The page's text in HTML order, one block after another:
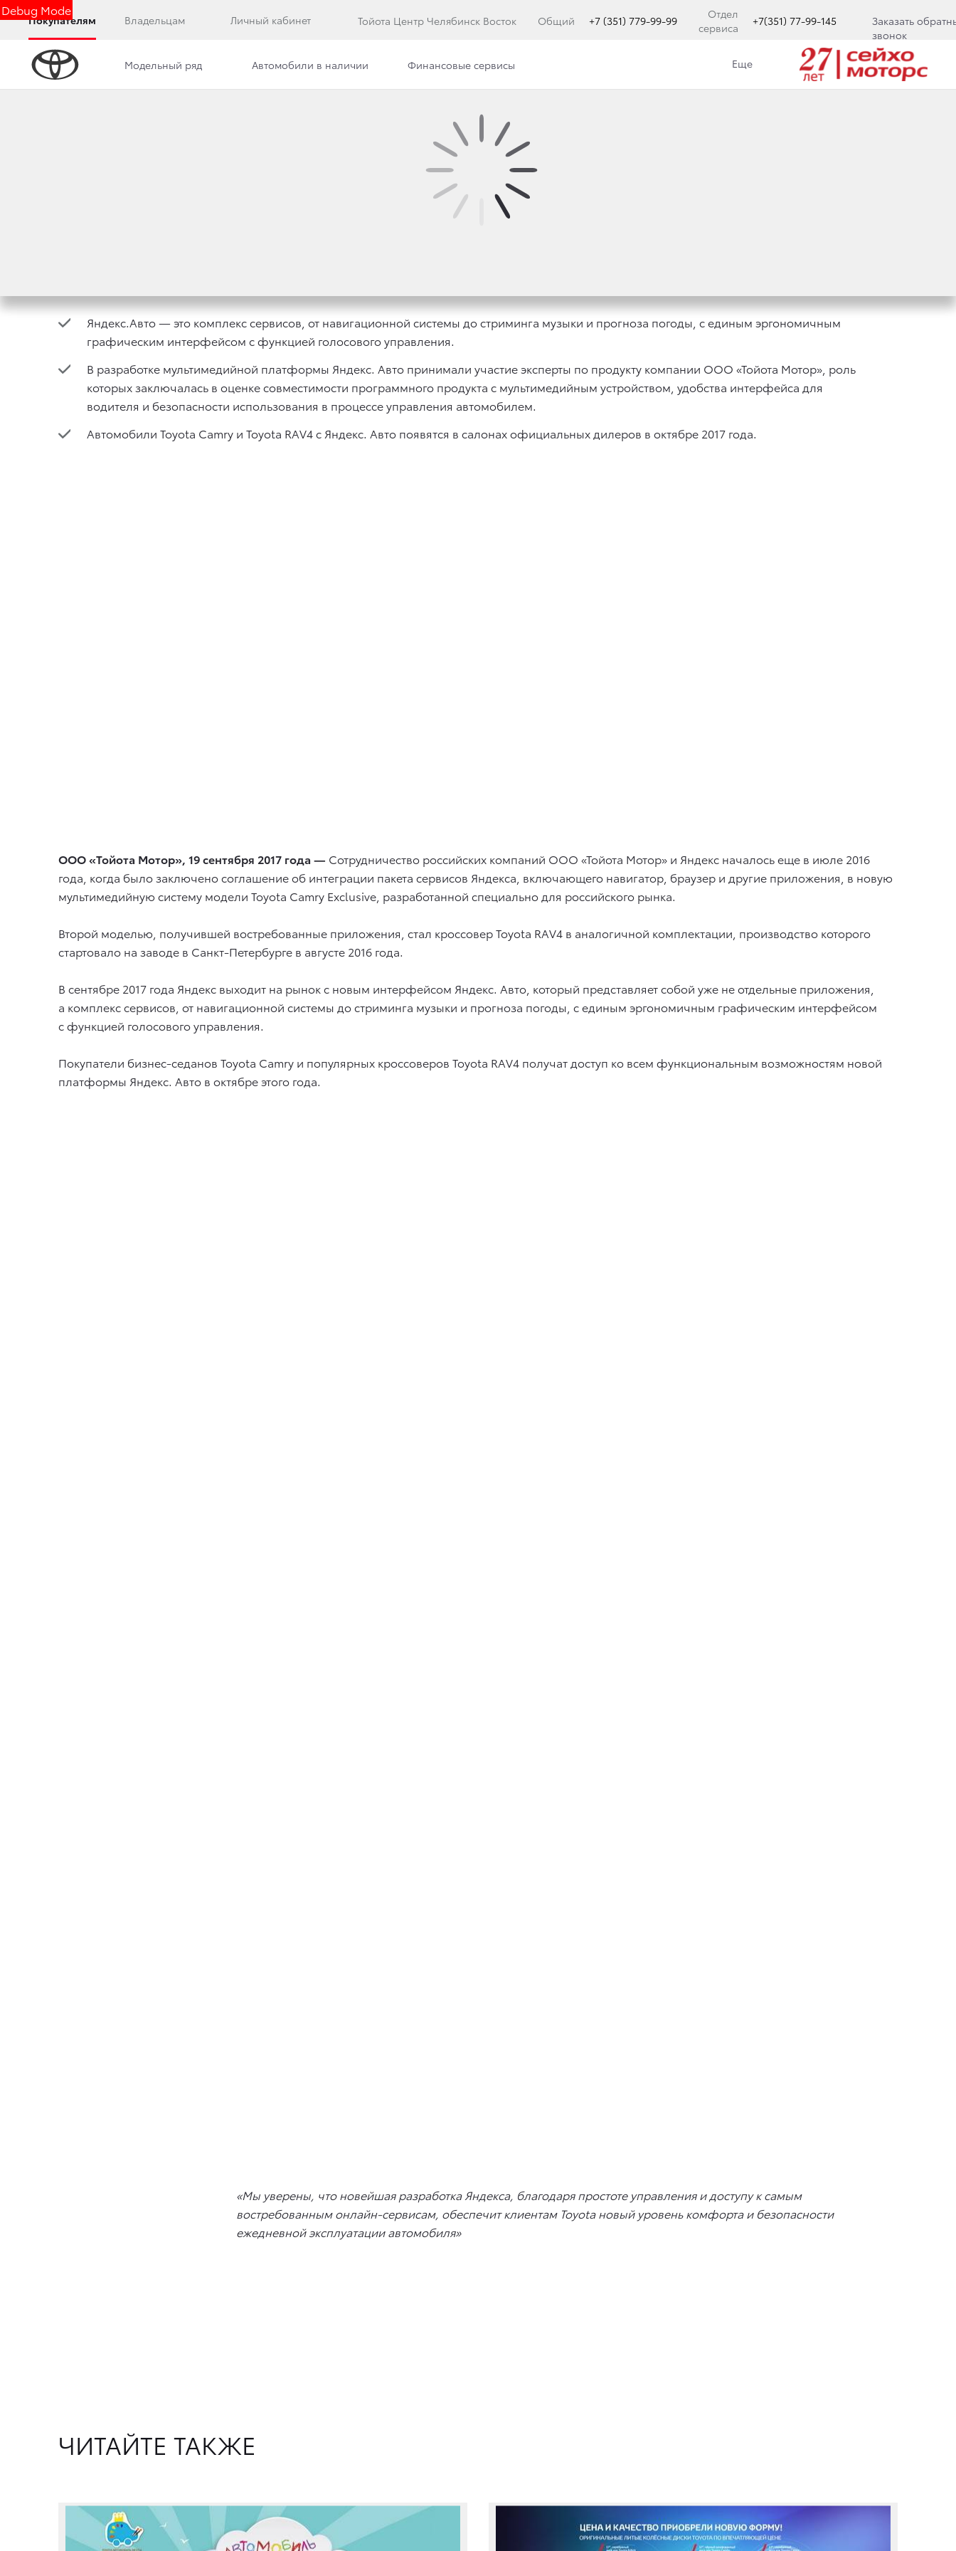
Debug Mode
Покупателям Владельцам Личный кабинет Тойота Центр Челябинск Восток Общий +7 (351) 779-99-99
Отдел
сервиса
+7(351) 77-99-145
Заказать
звонок
Модельный ряд Автомобили в наличии Финансовые сервисы Еще
TOYOTA CAMRY И TOYOTA RAV4 ПОЛУЧАТ ЯНДЕКС. АВТО
Яндекс.Авто — это комплекс сервисов, от навигационной системы до стриминга музыки и прогноза погоды, с единым эргономичным
графическим интерфейсом с функцией голосового управления.
В разработке мультимедийной платформы Яндекс. Авто принимали участие эксперты по продукту компании ООО «Тойота Мотор», роль
которых заключалась в оценке совместимости программного продукта с мультимедийным устройством, удобства интерфейса для
водителя и безопасности использования в процессе управления автомобилем.
Автомобили Toyota Camry и Toyota RAV4 c Яндекс. Авто появятся в салонах официальных дилеров в октябре 2017 года.
ООО «Тойота Мотор», 19 сентября 2017 года — Сотрудничество российских компаний ООО «Тойота Мотор» и Яндекс началось еще в июле 2016
года, когда было заключено соглашение об интеграции пакета сервисов Яндекса, включающего навигатор, браузер и другие приложения, в новую
мультимедийную систему модели Toyota Camry Exclusive, разработанной специально для российского рынка.
Второй моделью, получившей востребованные приложения, стал кроссовер Toyota RAV4 в аналогичной комплектации, производство которого
стартовало на заводе в Санкт-Петербурге в августе 2016 года.
В сентябре 2017 года Яндекс выходит на рынок с новым интерфейсом Яндекс. Авто, который представляет собой уже не отдельные приложения,
а комплекс сервисов, от навигационной системы до стриминга музыки и прогноза погоды, с единым эргономичным графическим интерфейсом
с функцией голосового управления.
Покупатели бизнес-седанов Toyota Camry и популярных кроссоверов Toyota RAV4 получат доступ ко всем функциональным возможностям новой
платформы Яндекс. Авто в октябре этого года.
«Мы уверены, что новейшая разработка Яндекса, благодаря простоте управления и доступу к самым
востребованным онлайн-сервисам, обеспечит клиентам Toyota новый уровень комфорта и безопасности
ежедневной эксплуатации автомобиля»
ЧИТАЙТЕ ТАКЖЕ